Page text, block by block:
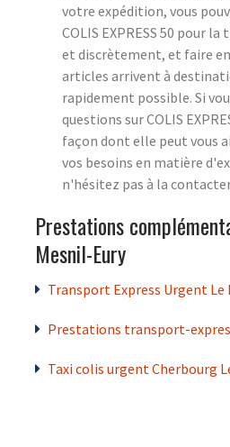
votre expédition, vous
COLIS EXPRESS 50 pour
et discrètement, et faire
articles arrivent à
rapidement possible. Si
questions sur COLIS
façon dont elle peut vous
vos besoins en matière
n'hésitez pas à la
Prestations
Mesnil-Eury
Transport Express Urgent Le
Prestations transport-
Taxi colis urgent Cherbourg